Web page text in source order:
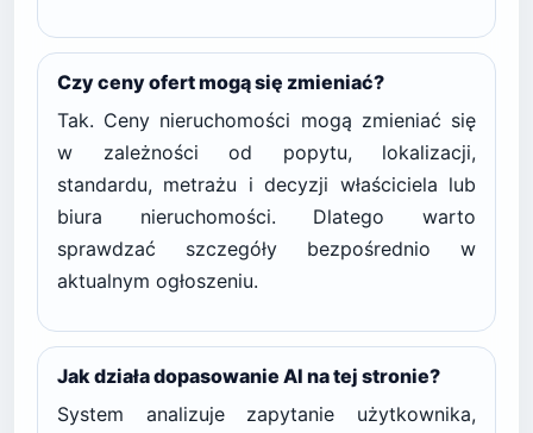
Czy ceny ofert mogą się zmieniać?
Tak. Ceny nieruchomości mogą zmieniać się
w zależności od popytu, lokalizacji,
standardu, metrażu i decyzji właściciela lub
biura nieruchomości. Dlatego warto
sprawdzać szczegóły bezpośrednio w
aktualnym ogłoszeniu.
Jak działa dopasowanie AI na tej stronie?
System analizuje zapytanie użytkownika,